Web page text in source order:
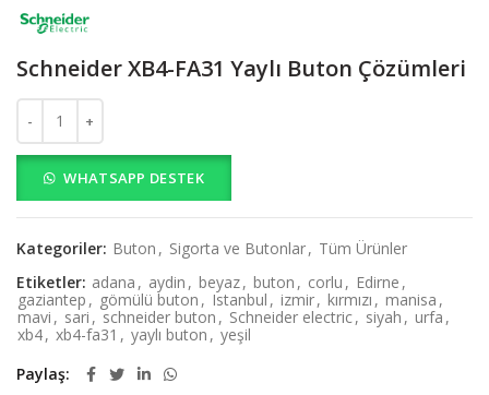
Schneider XB4-FA31 Yaylı Buton Çözümleri
Schneider XB4-FA31 Yaylı Buton Çözümleri adet
WHATSAPP DESTEK
Kategoriler: Buton , Sigorta ve Butonlar, Tüm Ürünler
Etiketler: adana , aydin , beyaz, buton , corlu , Edirne ,
gaziantep , gömülü buton , Istanbul , izmir, kırmızı , manisa ,
mavi , sari , schneider buton , Schneider electric, siyah , urfa ,
xb4, xb4-fa31 , yaylı buton , yeşil
Paylaş